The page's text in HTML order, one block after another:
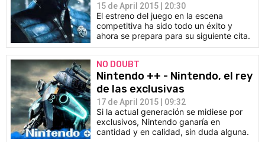
15 de April 2015 | 20:30
El estreno del juego en la escena
competitiva ha sido todo un éxito y
ahora se prepara para su siguiente cita.
NO DOUBT
Nintendo ++ - Nintendo, el rey
de las exclusivas
17 de April 2015 | 09:32
Si la actual generación se midiese por
exclusivos, Nintendo ganaría en
cantidad y en calidad, sin duda alguna.